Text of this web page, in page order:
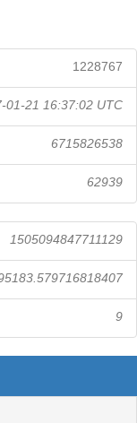
1228767
01-21 16:37:02 UTC
6715826538
62939
1505094847711129
9